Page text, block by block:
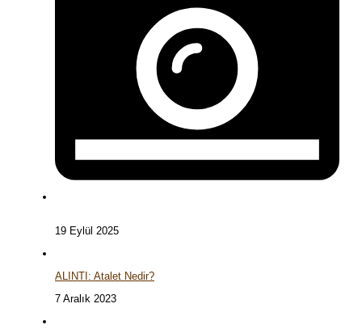
19 Eylül 2025
ALINTI: Atalet Nedir?
7 Aralık 2023